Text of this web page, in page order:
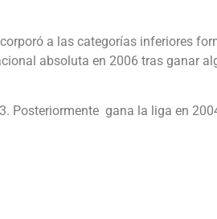
a las categorías inferiores
absoluta en 2006 tras ganar
Posteriormente gana la liga en